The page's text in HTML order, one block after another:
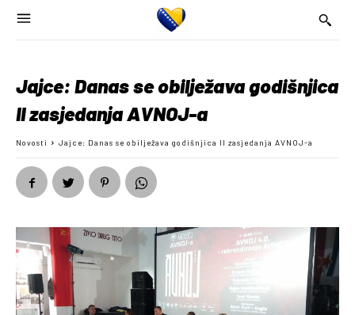
Jajce: Danas se obilježava godišnjica
II zasjedanja AVNOJ-a
Novosti Jajce: Danas se obilježava godišnjica II zasjedanja AVNOJ-a